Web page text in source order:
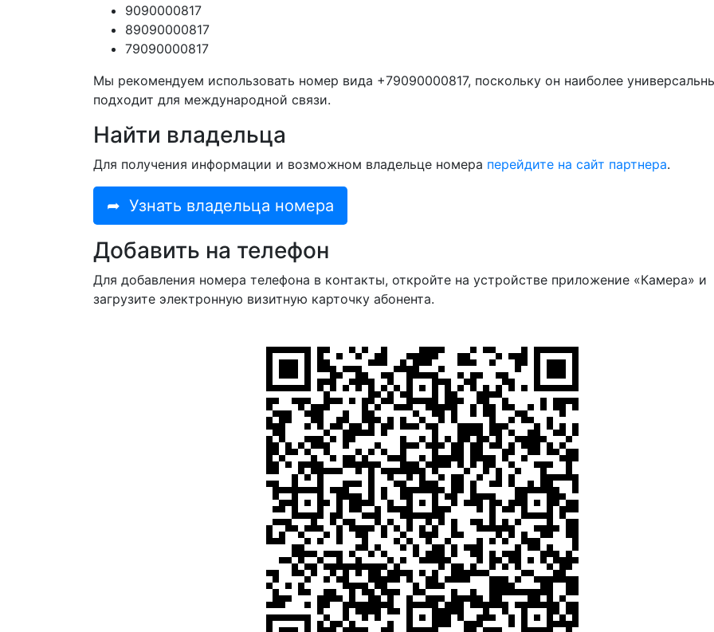
9090000817
89090000817
79090000817
Мы рекомендуем использовать номер вида +79090000817, поскольку он наиболее
подходит для международной связи.
Найти владельца
Для получения информации и возможном владельце номера перейдите на сайт партнера.
➦ Узнать владельца номера
Добавить на телефон
Для добавления номера телефона в контакты, откройте на устройстве приложение «Камера» и
загрузите электронную визитную карточку абонента.